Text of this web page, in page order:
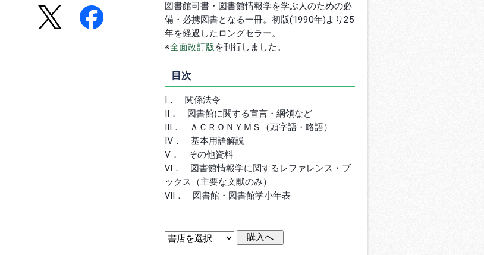
図書館司書・図書館情報学を学ぶ人のための必
備・必携図書となる一冊。初版(1990年)より25
年を経過したロングセラー。
※全面改訂版を刊行しました。
目次
Ⅰ． 関係法令
Ⅱ． 図書館に関する宣言・綱領など
Ⅲ． ＡＣＲＯＮＹＭＳ（頭字語・略語）
Ⅳ． 基本用語解説
Ⅴ． その他資料
Ⅵ． 図書館情報学に関するレファレンス・ブ
ックス（主要な文献のみ）
Ⅶ． 図書館・図書館学小年表